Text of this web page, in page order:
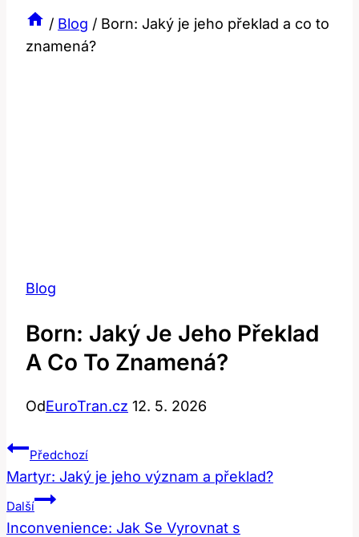
/ Blog / Born: Jaký je jeho překlad a co to
znamená?
Blog
Born: Jaký Je Jeho Překlad
A Co To Znamená?
OdEuroTran.cz 12. 5. 2026
Navigace
Pro
Příspěvek
Předchozí
Martyr: Jaký je jeho význam a překlad?
Další
Inconvenience: Jak Se Vyrovnat s